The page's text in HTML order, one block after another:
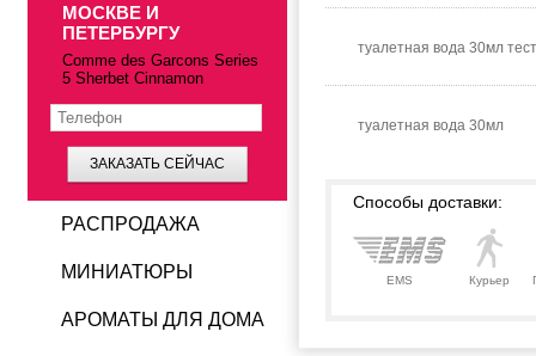
туалетная вода 30мл
туалетная вода 30мл
Способы доставки:
EMS Курьер
МОСКВЕ И
ПЕТЕРБУРГУ
Comme des Garcons Series
5 Sherbet Cinnamon
ЗАКАЗАТЬ СЕЙЧАС
РАСПРОДАЖА
МИНИАТЮРЫ
АРОМАТЫ ДЛЯ ДОМА